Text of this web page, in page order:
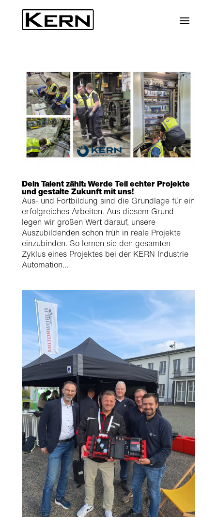
Dein Talent zählt: Werde Teil echter Projekte
und gestalte Zukunft mit uns!
Aus- und Fortbildung sind die Grundlage für ein
erfolgreiches Arbeiten. Aus diesem Grund
legen wir großen Wert darauf, unsere
Auszubildenden schon früh in reale Projekte
einzubinden. So lernen sie den gesamten
Zyklus eines Projektes bei der KERN Industrie
Automation...